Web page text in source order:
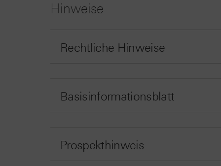
Hinweise
Rechtliche Hinweise
Basisinformationsblatt
Prospekthinweis